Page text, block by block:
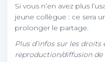
Si vous n’en avez plus
jeune collègue : ce sera
prolonger le partage.
Plus d’infos sur les droits
reproduction/diffusion